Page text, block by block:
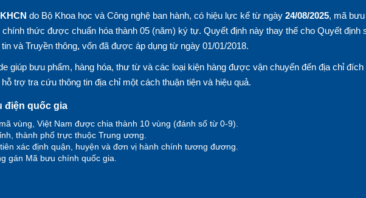
do Bộ Khoa học và Công nghệ ban hành, có hiệu lực kể từ ngày 24/08/2025, mã
thức được chuẩn hóa thành 05 (năm) ký tự. Quyết định này thay thế cho Quyết định
và Truyền thông, vốn đã được áp dụng từ ngày 01/01/2018.
giúp bưu phẩm, hàng hóa, thư từ và các loại kiện hàng được vận chuyển đến địa chỉ đích
trợ tra cứu thông tin địa chỉ một cách thuận tiện và hiệu quả.
điện quốc gia
vùng, Việt Nam được chia thành 10 vùng (đánh số từ 0-9).
thành phố trực thuộc Trung ương.
xác định quận, huyện và đơn vị hành chính tương đương.
gán Mã bưu chính quốc gia.